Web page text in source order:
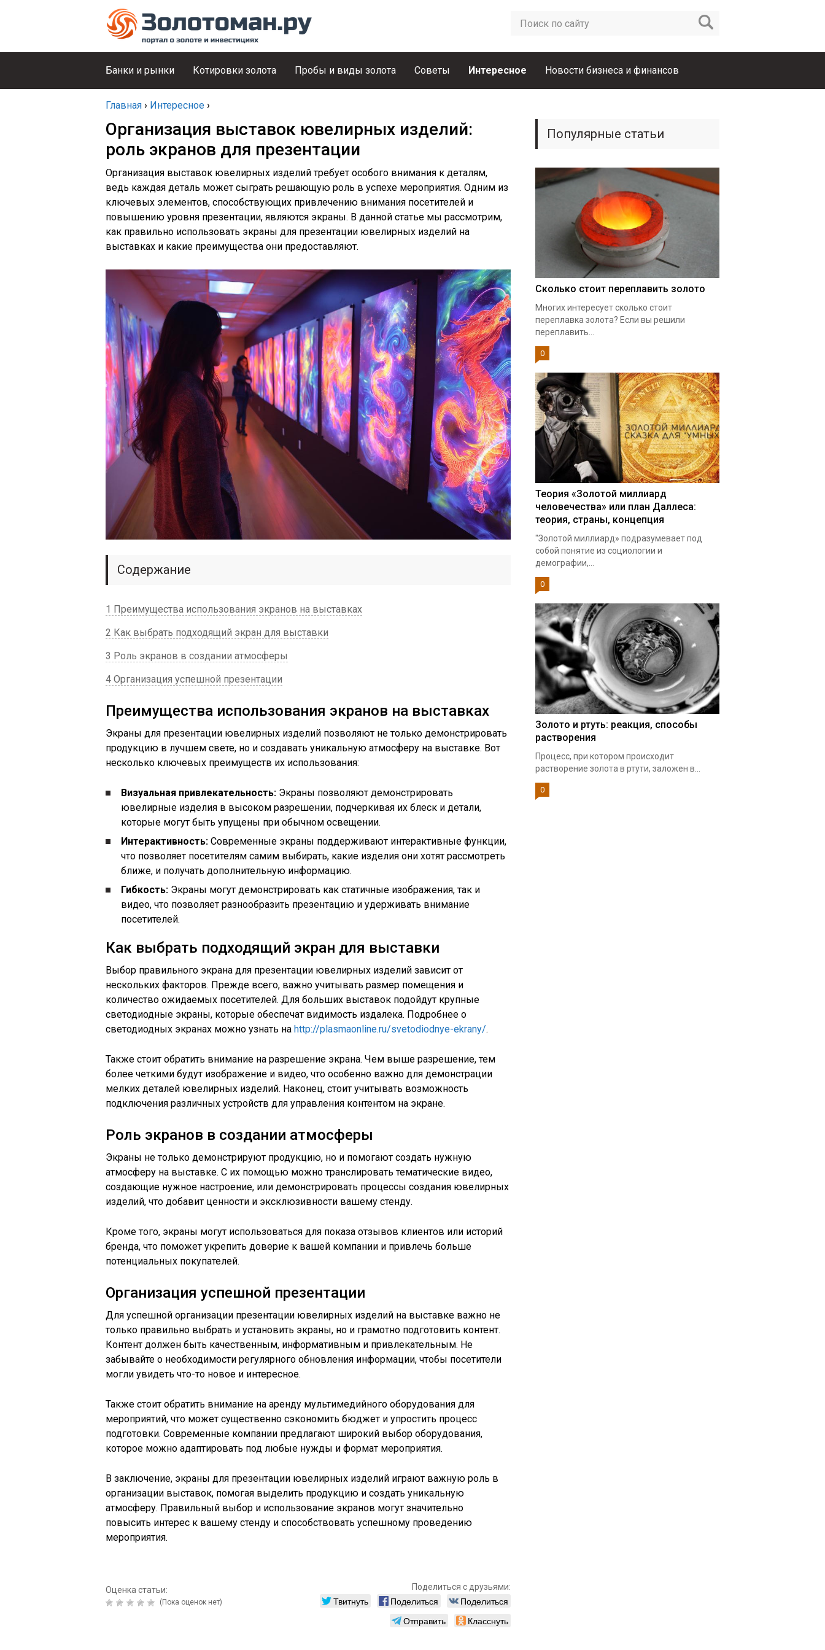
Банки и рынки Котировки золота Пробы и виды золота Советы Интересное Новости бизнеса и финансов
Главная › Интересное ›
Организация выставок ювелирных изделий:
роль экранов для презентации
Организация выставок ювелирных изделий требует особого внимания к деталям,
ведь каждая деталь может сыграть решающую роль в успехе мероприятия. Одним из
ключевых элементов, способствующих привлечению внимания посетителей и
повышению уровня презентации, являются экраны. В данной статье мы рассмотрим,
как правильно использовать экраны для презентации ювелирных изделий на
выставках и какие преимущества они предоставляют.
Содержание
1 Преимущества использования экранов на выставках
2 Как выбрать подходящий экран для выставки
3 Роль экранов в создании атмосферы
4 Организация успешной презентации
Преимущества использования экранов на выставках
Экраны для презентации ювелирных изделий позволяют не только демонстрировать
продукцию в лучшем свете, но и создавать уникальную атмосферу на выставке. Вот
несколько ключевых преимуществ их использования:
Визуальная привлекательность: Экраны позволяют демонстрировать
ювелирные изделия в высоком разрешении, подчеркивая их блеск и детали,
которые могут быть упущены при обычном освещении.
Интерактивность: Современные экраны поддерживают интерактивные функции,
что позволяет посетителям самим выбирать, какие изделия они хотят рассмотреть
ближе, и получать дополнительную информацию.
Гибкость: Экраны могут демонстрировать как статичные изображения, так и
видео, что позволяет разнообразить презентацию и удерживать внимание
посетителей.
Как выбрать подходящий экран для выставки
Выбор правильного экрана для презентации ювелирных изделий зависит от
нескольких факторов. Прежде всего, важно учитывать размер помещения и
количество ожидаемых посетителей. Для больших выставок подойдут крупные
светодиодные экраны, которые обеспечат видимость издалека. Подробнее о
светодиодных экранах можно узнать на http://plasmaonline.ru/svetodiodnye-ekrany/.
Также стоит обратить внимание на разрешение экрана. Чем выше разрешение, тем
более четкими будут изображение и видео, что особенно важно для демонстрации
мелких деталей ювелирных изделий. Наконец, стоит учитывать возможность
подключения различных устройств для управления контентом на экране.
Роль экранов в создании атмосферы
Экраны не только демонстрируют продукцию, но и помогают создать нужную
атмосферу на выставке. С их помощью можно транслировать тематические видео,
создающие нужное настроение, или демонстрировать процессы создания ювелирных
изделий, что добавит ценности и эксклюзивности вашему стенду.
Кроме того, экраны могут использоваться для показа отзывов клиентов или историй
бренда, что поможет укрепить доверие к вашей компании и привлечь больше
потенциальных покупателей.
Организация успешной презентации
Для успешной организации презентации ювелирных изделий на выставке важно не
только правильно выбрать и установить экраны, но и грамотно подготовить контент.
Контент должен быть качественным, информативным и привлекательным. Не
забывайте о необходимости регулярного обновления информации, чтобы посетители
могли увидеть что-то новое и интересное.
Также стоит обратить внимание на аренду мультимедийного оборудования для
мероприятий, что может существенно сэкономить бюджет и упростить процесс
подготовки. Современные компании предлагают широкий выбор оборудования,
которое можно адаптировать под любые нужды и формат мероприятия.
В заключение, экраны для презентации ювелирных изделий играют важную роль в
организации выставок, помогая выделить продукцию и создать уникальную
атмосферу. Правильный выбор и использование экранов могут значительно
повысить интерес к вашему стенду и способствовать успешному проведению
мероприятия.
Оценка статьи:
(Пока оценок нет)
Поделиться с друзьями:
Твитнуть Поделиться
Поделиться
Отправить
Класснуть
Популярные статьи
Сколько стоит переплавить золото
Многих интересует сколько стоит
переплавка золота? Если вы решили
переплавить...
0
Теория «Золотой миллиард
человечества» или план Даллеса:
теория, страны, концепция
"Золотой миллиард» подразумевает под
собой понятие из социологии и
демографии,...
0
Золото и ртуть: реакция, способы
растворения
Процесс, при котором происходит
растворение золота в ртути, заложен в...
0